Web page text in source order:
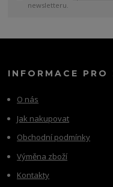
newsletteru.
INFORMACE PRO
O nás
Jak nakupovat
Obchodní podmínky
Výměna zboží
Kontakty